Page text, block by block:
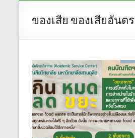
ของเสีย ของเสียอันต